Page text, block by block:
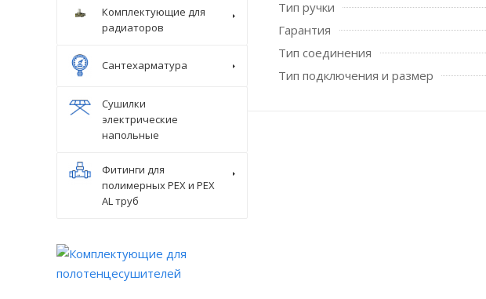
Тип ручки
Гарантия
Тип соединения
Тип подключения и размер
Комплектующие для
радиаторов
Сантехарматура
Сушилки
электрические
напольные
Фитинги для
полимерных PEX и PEX
AL труб